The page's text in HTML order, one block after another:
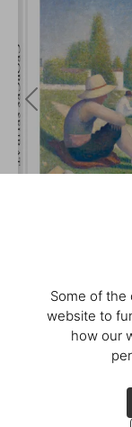
Some of the
website to
how our